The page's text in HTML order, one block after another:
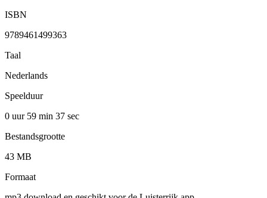
ISBN
9789461499363
Taal
Nederlands
Speelduur
0 uur 59 min 37 sec
Bestandsgrootte
43 MB
Formaat